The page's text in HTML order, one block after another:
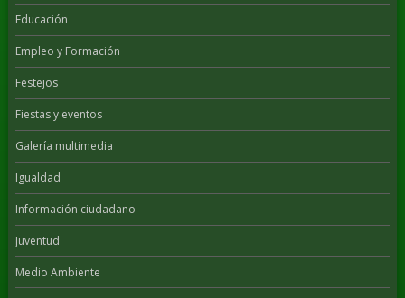
Educación
Empleo y Formación
Festejos
Fiestas y eventos
Galería multimedia
Igualdad
Información ciudadano
Juventud
Medio Ambiente